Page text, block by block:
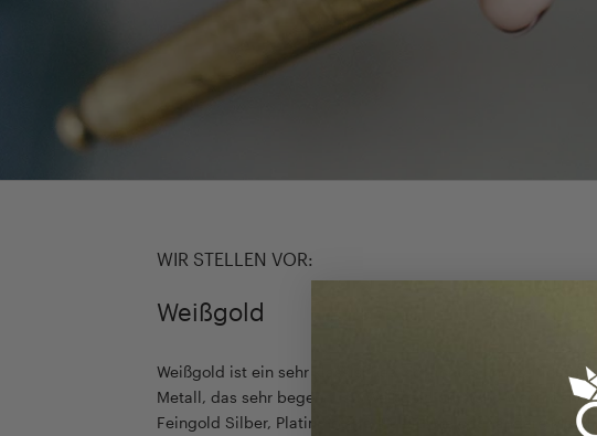
WIR STELLEN VOR:
Weißgold
Weißgold ist ein sehr klassisches, schlichtes und zeitloses
Metall, das sehr begehrt ist. Weißgold entsteht, wenn dem
Feingold Silber, Platinmetalle, Palladium oder andere Metalle